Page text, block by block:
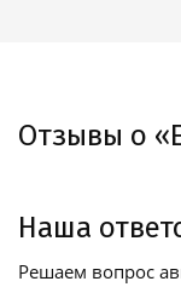
Отзывы о
Наша
Решаем вопрос